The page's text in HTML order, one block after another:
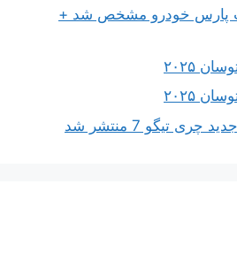
پارس خودرو مشخص شد +
۲۰۲۵
۲۰۲۵
تیگو 7 منتشر شد